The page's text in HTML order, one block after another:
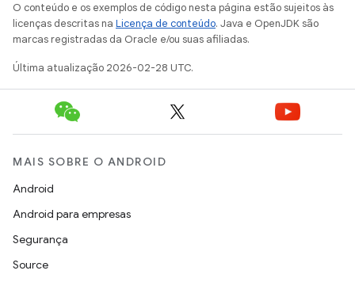
O conteúdo e os exemplos de código nesta página estão sujeitos às
licenças descritas na Licença de conteúdo. Java e OpenJDK são
marcas registradas da Oracle e/ou suas afiliadas.
Última atualização 2026-02-28 UTC.
MAIS SOBRE O ANDROID
Android
Android para empresas
Segurança
Source